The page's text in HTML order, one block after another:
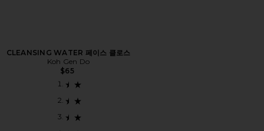
CLEANSING WATER 페이스 클로스
Koh Gen Do
$65